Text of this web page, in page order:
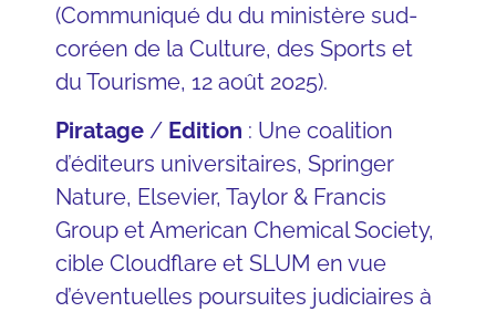
(Communiqué du du ministère sud-
coréen de la Culture, des Sports et
du Tourisme, 12 août 2025).
Piratage / Edition : Une coalition
d’éditeurs universitaires, Springer
Nature, Elsevier, Taylor & Francis
Group et American Chemical Society,
cible Cloudflare et SLUM en vue
d’éventuelles poursuites judiciaires à